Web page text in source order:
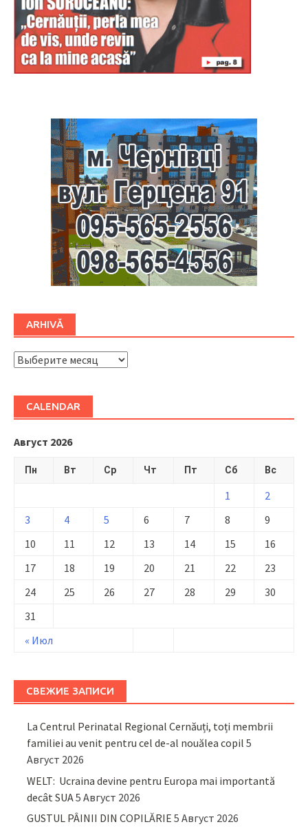
ARHIVĂ
ARHIVĂ
CALENDAR
Август 2026
Пн Вт Ср Чт Пт Сб Вс
« Июл
1
2
3
4 5 6 7 8
9
10
11 12 13 14 15
16
17
18 19 20 21 22
23
24
25 26 27 28 29
30
31
СВЕЖИЕ ЗАПИСИ
La Centrul Perinatal Regional Cernăuți, toți membrii
familiei au venit pentru cel de-al nouălea copil 5
Август 2026
WELT: Ucraina devine pentru Europa mai importantă
decât SUA5 Август 2026
GUSTUL PÂINII DIN COPILĂRIE 5 Август 2026